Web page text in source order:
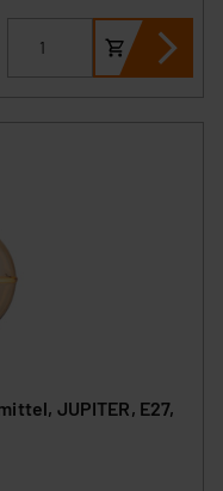
JUPITER, E27,